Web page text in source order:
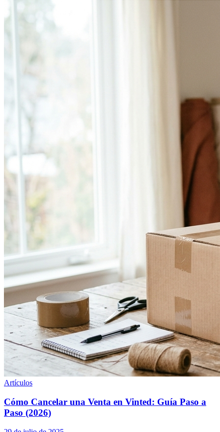
Artículos
Cómo Cancelar una Venta en Vinted: Guía Paso a
Paso (2026)